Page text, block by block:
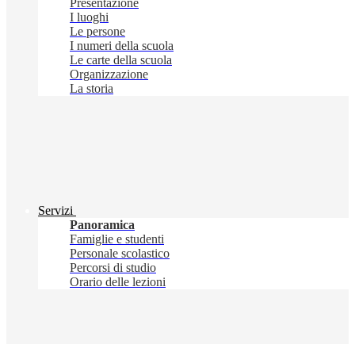
Presentazione
I luoghi
Le persone
I numeri della scuola
Le carte della scuola
Organizzazione
La storia
Servizi
Panoramica
Famiglie e studenti
Personale scolastico
Percorsi di studio
Orario delle lezioni